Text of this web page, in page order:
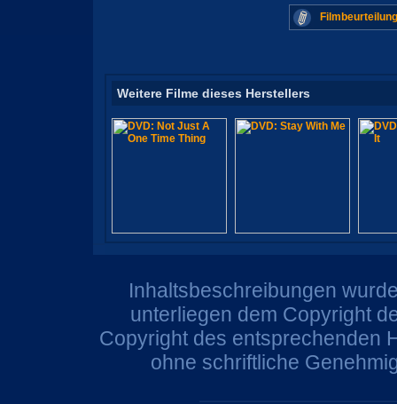
Weitere Filme dieses Herstellers
Inhaltsbeschreibungen
unterliegen dem Copyright
Copyright des entsprechenden
ohne schriftliche